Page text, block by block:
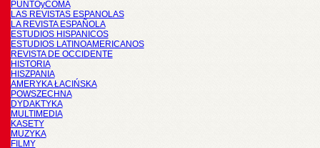
PUNTOyCOMA
LAS REVISTAS ESPANOLAS
LA REVISTA ESPAÑOLA
ESTUDIOS HISPANICOS
ESTUDIOS LATINOAMERICANOS
REVISTA DE OCCIDENTE
HISTORIA
HISZPANIA
AMERYKA ŁACIŃSKA
POWSZECHNA
DYDAKTYKA
MULTIMEDIA
KASETY
MUZYKA
FILMY